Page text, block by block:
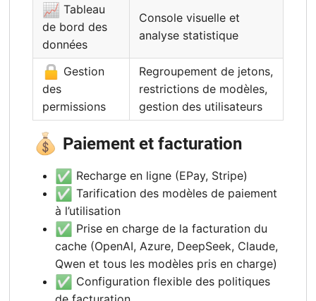
📈 Tableau
de bord des
données
Console visuelle et
analyse statistique
🔒 Gestion
des
permissions
Regroupement de jetons,
restrictions de modèles,
gestion des utilisateurs
💰 Paiement et facturation
✅ Recharge en ligne (EPay, Stripe)
✅ Tarification des modèles de paiement
à l’utilisation
✅ Prise en charge de la facturation du
cache (OpenAI, Azure, DeepSeek, Claude,
Qwen et tous les modèles pris en charge)
✅ Configuration flexible des politiques